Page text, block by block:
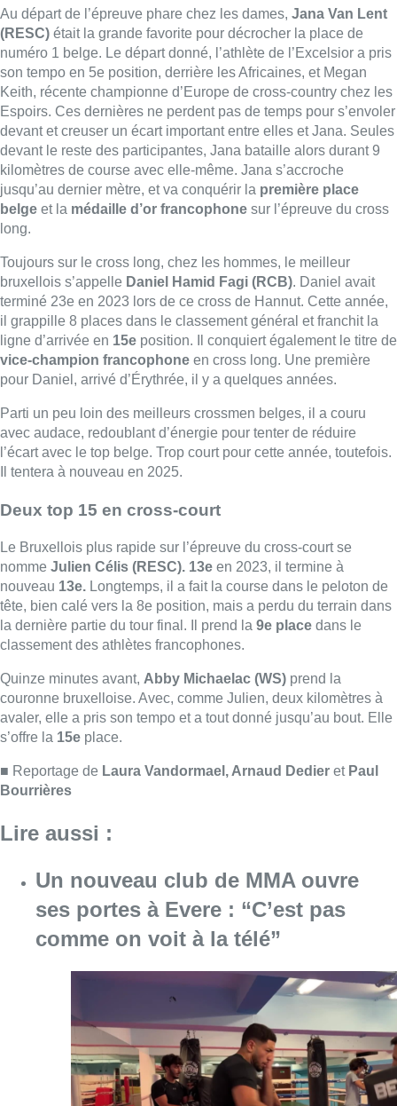
Toujours sur le cross long, chez les hommes, le meilleur
bruxellois s’appelle
Daniel Hamid Fagi (RCB). Daniel avait
terminé 23e en 2023 lors de ce cross de Hannut. Cette année,
il grappille 8 places dans le classement général et franchit la
ligne d’arrivée en 15e
position. Il conquiert également le titre de
vice-champion francophone
en cross long. Une première
pour Daniel, arrivé d’Érythrée, il y a quelques années.
Parti un peu loin des meilleurs crossmen belges, il a couru
avec audace, redoublant d’énergie pour tenter de réduire
l’écart avec le top belge. Trop court pour cette année, toutefois.
Il tentera à nouveau en 2025.
Deux top 15 en cross-court
Le Bruxellois plus rapide sur l’épreuve du cross-court se
nommeJulien Célis (RESC). 13een 2023, il termine à
nouveau13e.Longtemps, il a fait la course dans le peloton de
tête, bien calé vers la 8e position, mais a perdu du terrain dans
la dernière partie du tour final. Il prend la9e placedans le
classement des athlètes francophones.
Quinze minutes avant,Abby Michaelac (WS)prend la
couronne bruxelloise. Avec, comme Julien, deux kilomètres à
avaler, elle a pris son tempo et a tout donné jusqu’au bout. Elle
Bourrières
Lire aussi :
Un nouveau club de MMA ouvre
ses portes à Evere : “C’est pas
comme on voit à la télé”
08 août 2026Consulter l'article "Un nouveau club de
L’Union Saint-Gilloise attire